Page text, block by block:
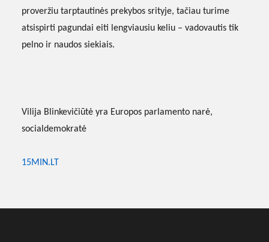
proveržiu tarptautinės prekybos srityje, tačiau turime
atsispirti pagundai eiti lengviausiu keliu – vadovautis tik
pelno ir naudos siekiais.
Vilija Blinkevičiūtė yra Europos parlamento narė,
socialdemokratė
15MIN.LT